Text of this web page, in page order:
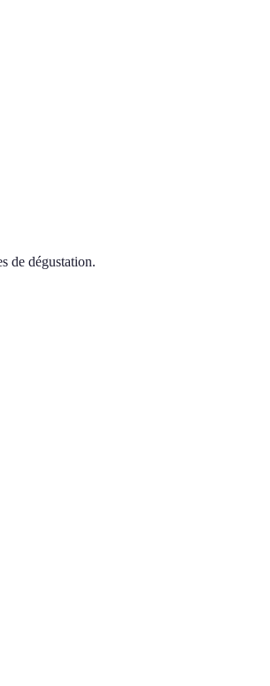
de dégustation.